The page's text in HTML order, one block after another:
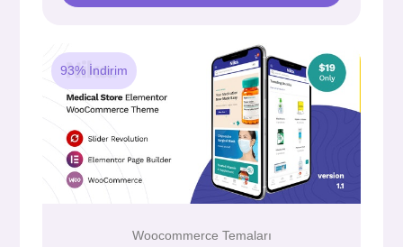
93% İndirim
Woocommerce Temaları